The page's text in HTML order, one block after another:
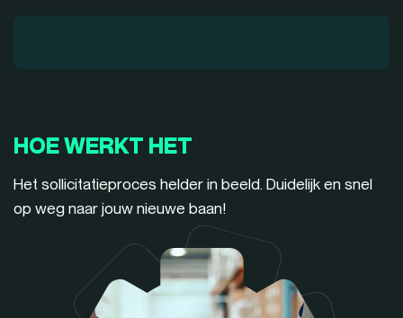
HOE WERKT HET
Het sollicitatieproces helder in beeld. Duidelijk en snel
op weg naar jouw nieuwe baan!